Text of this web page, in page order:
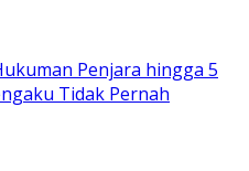
Penjara hingga 5
Tidak Pernah